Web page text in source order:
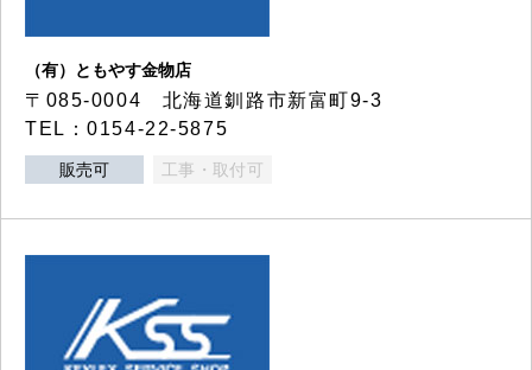
（有）ともやす金物店
〒085-0004 北海道釧路市新富町9-3
TEL：0154-22-5875
販売可 工事・取付可